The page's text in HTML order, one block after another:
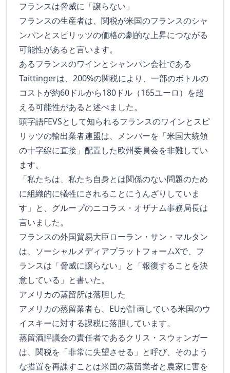
フランスは脅威に「譲らない」
フランスの生産者は、関税が米国のフランスのシャ
ンパンとスピリッツの価格の劇的な上昇につながる
可能性があると言います。
あるフランスのワインとシャンパン会社である
Taittingerは、200%の関税により、一部のボトルの
コストが約60ドルから180ドル（165ユーロ）を超
える可能性があると述べました。
頭字語FEVSとして知られるフランスのワインとスピ
リッツの輸出業者連盟は、メンバーを「米国大統領
の十字線に直接」配置した欧州委員会を非難してい
ます。
「私たちは、私たち自身とは関係のない問題のため
に組織的に犠牲にされることにうんざりしていま
す」と、グループのニコラス・オザナム事務局長は
言いました。
フランスの外国貿易大臣ローラン・サン・マルタン
は、ソーシャルメディアプラットフォームXで、フ
ランスは「脅威に譲らない」と「報復することを決
意している」と書いた。
アメリカの蒸留所は落胆した
アメリカの蒸留業者も、EUが計画している米国のウ
イスキーに対する課税に落胆しています。
蒸留酒評議会の責任者であるクリス・スウォンガー
は、関税を「非常に失望させる」と呼び、そのよう
な措置を再課すことは米国の蒸留業者と農家に害を